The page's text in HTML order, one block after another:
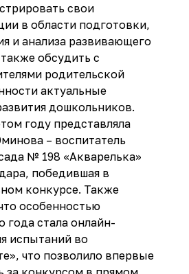
свои
в области подготовки,
и анализа развивающего
обсудить с
родительской
актуальные
дошкольников.
году представляла
– воспитатель
№ 198 «Акварелька»
победившая в
конкурсе. Также
особенностью
года стала онлайн-
испытаний во
что позволило впервые